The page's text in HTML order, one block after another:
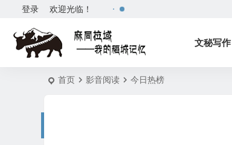
欢迎光临！
登录
文秘写作
首页 影音阅读 今日热榜